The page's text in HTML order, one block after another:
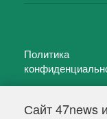
Сайт 47news
Политика